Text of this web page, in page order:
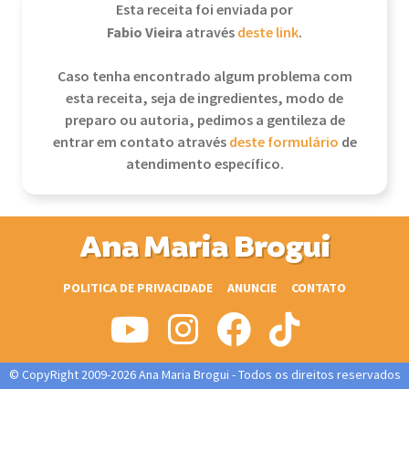
Esta receita foi enviada por
Fabio Vieira atravésdeste link.
Caso tenha encontrado algum problema com
esta receita, seja de ingredientes, modo de
preparo ou autoria, pedimos a gentileza de
entrar em contato atravésdeste formulário de
atendimento específico.
Ana Maria Brogui
POLITICA DE PRIVACIDADE ANUNCIE CONTATO
© CopyRight 2009-2026 Ana Maria Brogui - Todos os direitos reservados